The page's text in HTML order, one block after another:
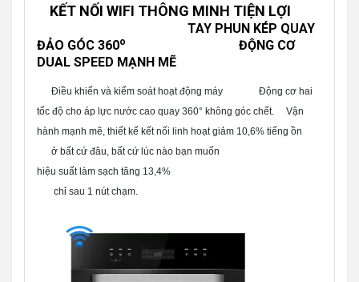
KẾT NỐI WIFI THÔNG MINH TIỆN LỢI
TAY PHUN KÉP QUAY
ĐẢO GÓC 360o ĐỘNG CƠ
DUAL SPEED MẠNH MẼ
tốc độ cho áp lực nước cao quay 360° không góc chết.     Vận
hiệu suất làm sạch tăng 13,4%